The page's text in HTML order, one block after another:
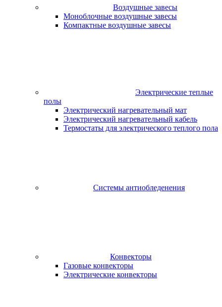
Воздушные завесы
Моноблочные воздушные завесы
Компактные воздушные завесы
Электрические теплые
полы
Электрический нагревательный мат
Электрический нагревательный кабель
Термостаты для электрического теплого пола
Системы антиобледенения
Конвекторы
Газовые конвекторы
Электрические конвекторы